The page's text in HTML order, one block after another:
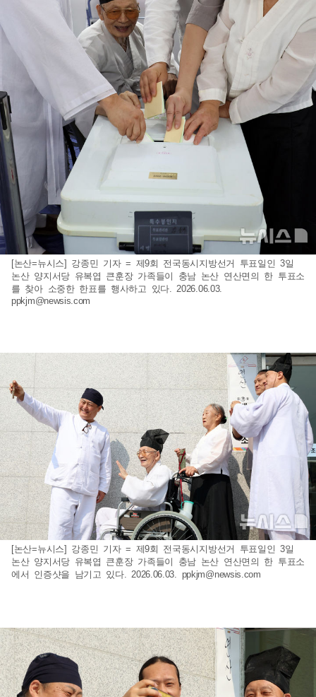
[논산=뉴시스] 강종민 기자 = 제9회 전국동시지방선거 투표일인 3일
논산 양지서당 유복엽 큰훈장 가족들이 충남 논산 연산면의 한 투표소
를 찾아 소중한 한표를 행사하고 있다. 2026.06.03.
ppkjm@newsis.com
[논산=뉴시스] 강종민 기자 = 제9회 전국동시지방선거 투표일인 3일
논산 양지서당 유복엽 큰훈장 가족들이 충남 논산 연산면의 한 투표소
에서 인증샷을 남기고 있다. 2026.06.03. ppkjm@newsis.com